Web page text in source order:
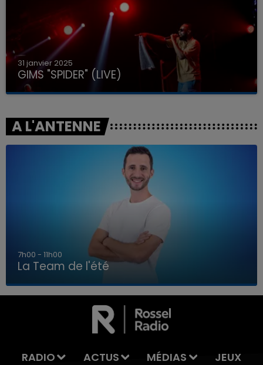
LA TEAM DE L'ÉTÉ
31 janvier 2025
GIMS "SPIDER" (LIVE)
A L'ANTENNE
7h00 - 11h00
La Team de l'été
RADIO ACTUS MÉDIAS
JEUX